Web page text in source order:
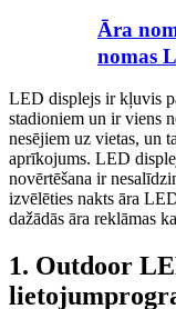
Āra
nomas
LED displejs ir kļuvis
stadioniem un ir viens
nesējiem uz vietas, un
aprīkojums. LED
novērtēšana ir
izvēlēties nakts āra
dažādās āra reklāmas
1. Outdoor